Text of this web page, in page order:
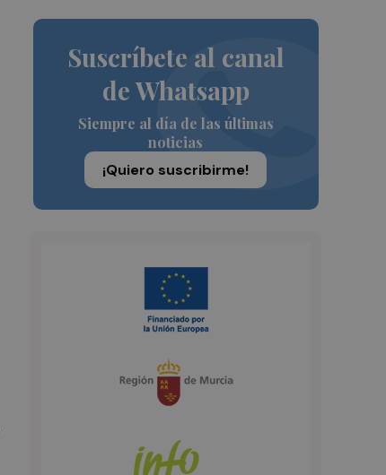
Suscríbete al canal
de Whatsapp
Siempre al día de las últimas
noticias
¡Quiero suscribirme!